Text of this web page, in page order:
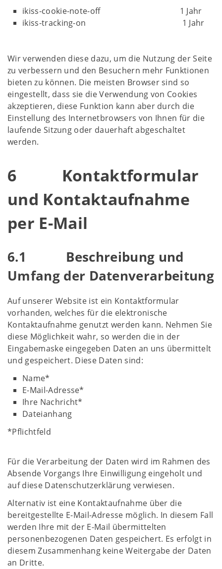
ikiss-cookie-note-off 1 Jahr
ikiss-tracking-on 1 Jahr
Wir verwenden diese dazu, um die Nutzung der Seite
zu verbessern und den Besuchern mehr Funktionen
bieten zu können. Die meisten Browser sind so
eingestellt, dass sie die Verwendung von Cookies
akzeptieren, diese Funktion kann aber durch die
Einstellung des Internetbrowsers von Ihnen für die
laufende Sitzung oder dauerhaft abgeschaltet
werden.
6 Kontaktformular
und Kontaktaufnahme
per E-Mail
6.1 Beschreibung und
Umfang der Datenverarbeitung
Auf unserer Website ist ein Kontaktformular
vorhanden, welches für die elektronische
Kontaktaufnahme genutzt werden kann. Nehmen Sie
diese Möglichkeit wahr, so werden die in der
Eingabemaske eingegeben Daten an uns übermittelt
und gespeichert. Diese Daten sind:
Name*
E-Mail-Adresse*
Ihre Nachricht*
Dateianhang
*Pflichtfeld
Für die Verarbeitung der Daten wird im Rahmen des
Absende Vorgangs Ihre Einwilligung eingeholt und
auf diese Datenschutzerklärung verwiesen.
Alternativ ist eine Kontaktaufnahme über die
bereitgestellte E-Mail-Adresse möglich. In diesem Fall
werden Ihre mit der E-Mail übermittelten
personenbezogenen Daten gespeichert. Es erfolgt in
diesem Zusammenhang keine Weitergabe der Daten
an Dritte.